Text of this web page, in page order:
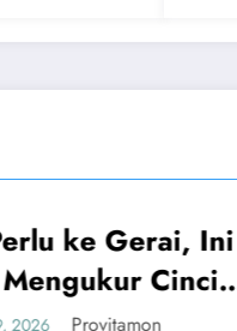
UMUM